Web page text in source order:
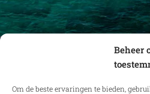
Beheer
Om de beste ervaringen te bieden,
Ontvang
vastgoedrecht in